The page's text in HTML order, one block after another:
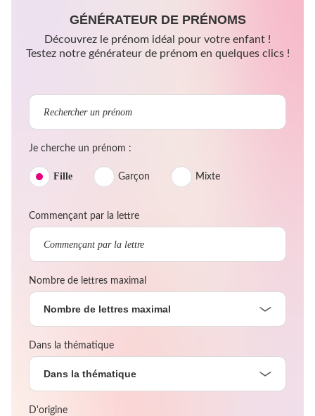
GÉNÉRATEUR DE PRÉNOMS
Découvrez le prénom idéal pour votre enfant !
Testez notre générateur de prénom en quelques clics !
Je cherche un prénom :
Fille Garçon Mixte
Commençant par la lettre
Nombre de lettres maximal
Nombre de lettres maximal
Dans la thématique
Dans la thématique
D'origine